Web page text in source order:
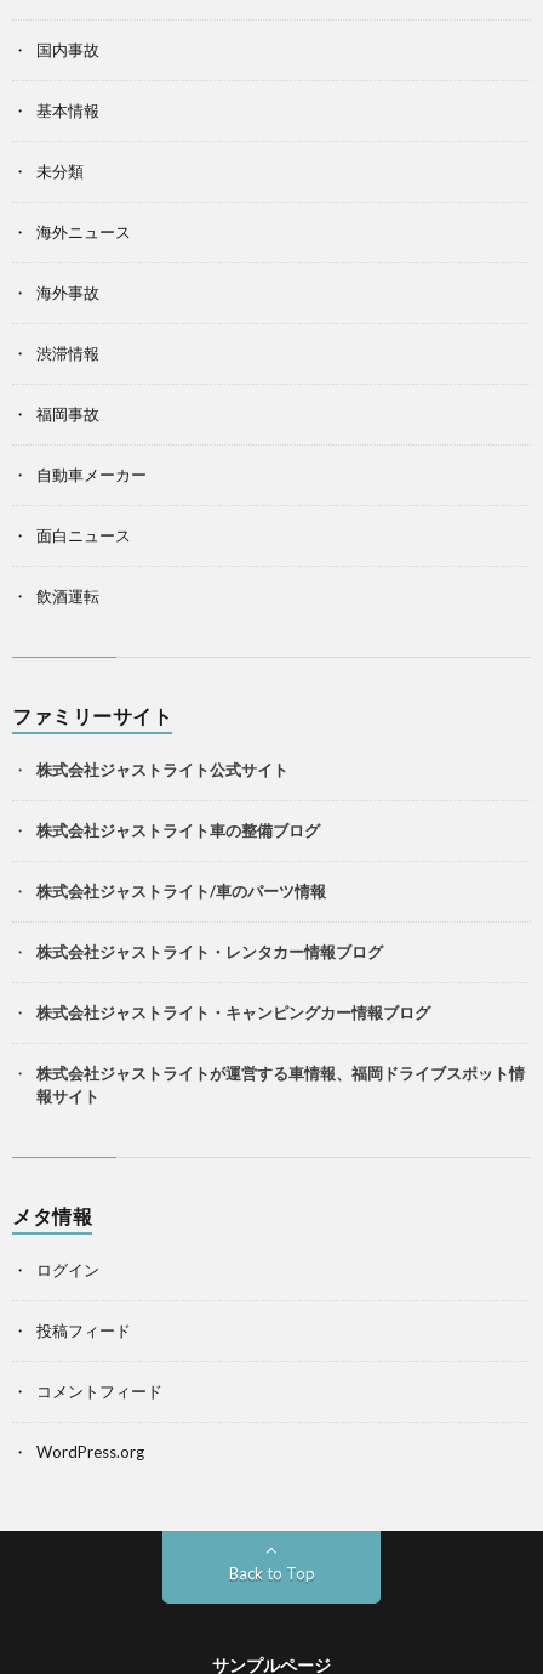
国内事故
基本情報
未分類
海外ニュース
海外事故
渋滞情報
福岡事故
自動車メーカー
面白ニュース
飲酒運転
ファミリーサイト
株式会社ジャストライト公式サイト
株式会社ジャストライト車の整備ブログ
株式会社ジャストライト/車のパーツ情報
株式会社ジャストライト・レンタカー情報ブログ
株式会社ジャストライト・キャンピングカー情報ブログ
株式会社ジャストライトが運営する車情報、福岡ドライブスポット情
報サイト
メタ情報
ログイン
投稿フィード
コメントフィード
WordPress.org
Back to Top
サンプルページ